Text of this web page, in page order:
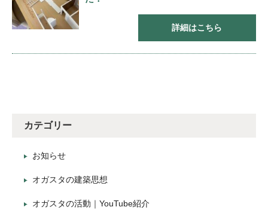
詳細はこちら
カテゴリー
お知らせ
オガスタの建築思想
オガスタの活動｜YouTube紹介